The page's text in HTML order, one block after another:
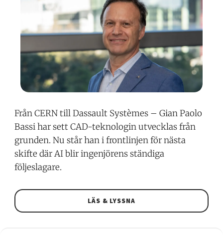
Från CERN till Dassault Systèmes – Gian Paolo
Bassi har sett CAD-teknologin utvecklas från
grunden. Nu står han i frontlinjen för nästa
skifte där AI blir ingenjörens ständiga
följeslagare.
LÄS & LYSSNA